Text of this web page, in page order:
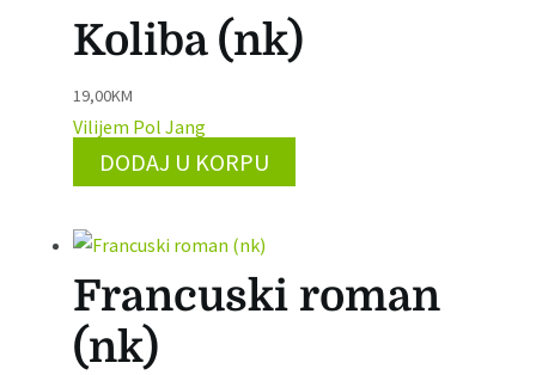
Koliba (nk)
19,00KM
Vilijem Pol Jang
DODAJ U KORPU
Francuski roman
(nk)